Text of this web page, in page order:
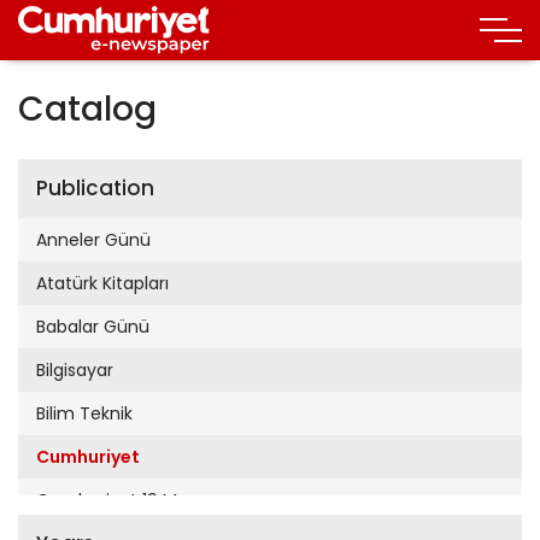
Catalog
Publication
Anneler Günü
Atatürk Kitapları
Babalar Günü
Bilgisayar
Bilim Teknik
Cumhuriyet
Cumhuriyet 19 Mayıs